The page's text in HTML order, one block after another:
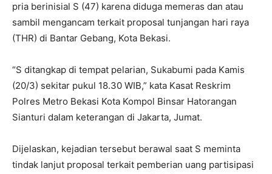
pria berinisial S (47) karena diduga memeras dan atau
sambil mengancam terkait proposal tunjangan hari raya
(THR) di Bantar Gebang, Kota Bekasi.
“S ditangkap di tempat pelarian, Sukabumi pada Kamis
(20/3) sekitar pukul 18.30 WIB,” kata Kasat Reskrim
Polres Metro Bekasi Kota Kompol Binsar Hatorangan
Sianturi dalam keterangan di Jakarta, Jumat.
Dijelaskan, kejadian tersebut berawal saat S meminta
tindak lanjut proposal terkait pemberian uang partisipasi